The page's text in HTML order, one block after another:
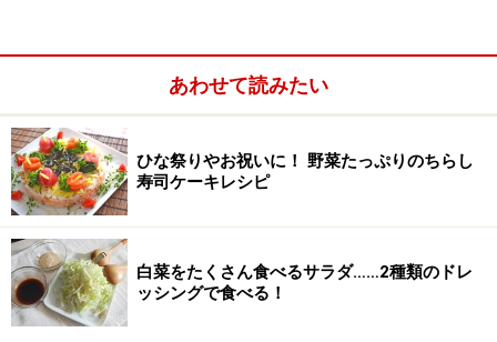
あわせて読みたい
ひな祭りやお祝いに！ 野菜たっぷりのちらし
寿司ケーキレシピ
白菜をたくさん食べるサラダ……2種類のドレ
ッシングで食べる！